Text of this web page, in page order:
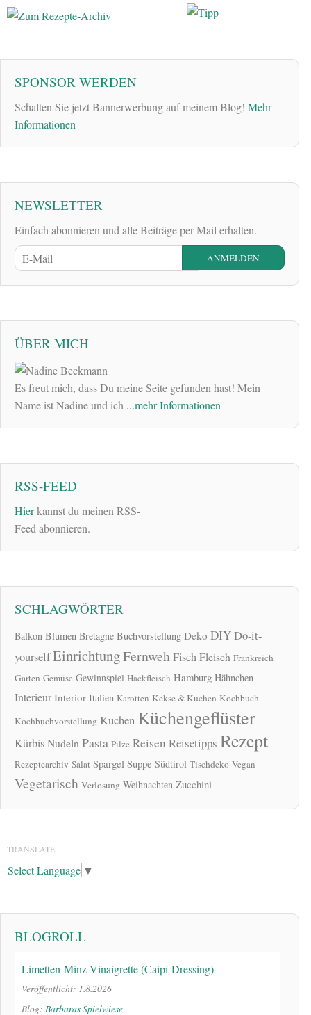
SPONSOR WERDEN
Schalten Sie jetzt Bannerwerbung auf meinem Blog! Mehr
Informationen
NEWSLETTER
Einfach abonnieren und alle Beiträge per Mail erhalten.
ÜBER MICH
Es freut mich, dass Du meine Seite gefunden hast! Mein
Name ist Nadine und ich ...mehr Informationen
RSS-FEED
Hierkannst du meinen RSS-
Feed abonnieren.
SCHLAGWÖRTER
Balkon Blumen Bretagne Buchvorstellung Deko DIYDo-it-
yourselfEinrichtungFernwehFischFleisch Frankreich
Garten Gemüse Gewinnspiel Hackfleisch Hamburg Hähnchen
Interieur Interior Italien Karotten Kekse & Kuchen Kochbuch
Kochbuchvorstellung Kuchen Küchengeflüster
KürbisNudeln Pasta Pilze Reisen Reisetipps Rezept
Rezeptearchiv Salat Spargel Suppe Südtirol Tischdeko Vegan
Vegetarisch Verlosung Weihnachten Zucchini
TRANSLATE
Select Language ▼
BLOGROLL
Limetten-Minz-Vinaigrette (Caipi-Dressing)
Veröffentlicht: 1.8.2026
Blog: Barbaras Spielwiese